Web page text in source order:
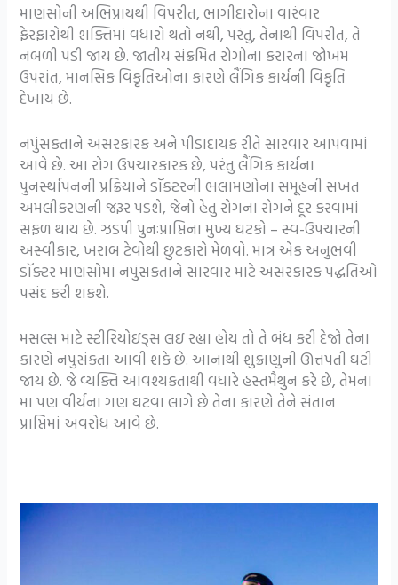
માણસોની અભિપ્રાયથી વિપરીત, ભાગીદારોના વારંવાર
ફેરફારોથી શક્તિમાં વધારો થતો નથી, પરંતુ, તેનાથી વિપરીત, તે
નબળી પડી જાય છે. જાતીય સંક્રમિત રોગોના કરારના જોખમ
ઉપરાંત, માનસિક વિકૃતિઓના કારણે લૈંગિક કાર્યની વિકૃતિ
દેખાય છે.
નપુંસકતાને અસરકારક અને પીડાદાયક રીતે સારવાર આપવામાં
આવે છે. આ રોગ ઉપચારકારક છે, પરંતુ લૈંગિક કાર્યના
પુનર્સ્થાપનની પ્રક્રિયાને ડૉક્ટરની ભલામણોના સમૂહની સખત
અમલીકરણની જરૂર પડશે, જેનો હેતુ રોગના રોગને દૂર કરવામાં
સફળ થાય છે. ઝડપી પુનઃપ્રાપ્તિના મુખ્ય ઘટકો – સ્વ-ઉપચારની
અસ્વીકાર, ખરાબ ટેવોથી છુટકારો મેળવો. માત્ર એક અનુભવી
ડૉક્ટર માણસોમાં નપુંસકતાને સારવાર માટે અસરકારક પદ્ધતિઓ
પસંદ કરી શકશે.
મસલ્સ માટે સ્ટીરિયોઇડ્સ લઇ રહ્યા હોય તો તે બંધ કરી દેજો તેના
કારણે નપુસંકતા આવી શકે છે. આનાથી શુક્રાણુની ઊત્તપતી ઘટી
જાય છે. જે વ્યક્તિ આવશ્યકતાથી વધારે હસ્તમૈથુન કરે છે, તેમના
મા પણ વીર્યના ગણ ઘટવા લાગે છે તેના કારણે તેને સંતાન
પ્રાપ્તિમાં અવરોધ આવે છે.